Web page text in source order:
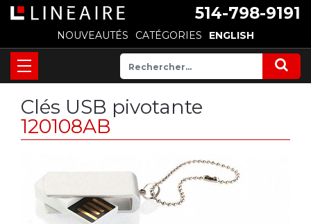
514-798-9191
NOUVEAUTÉS CATÉGORIES ENGLISH
Clés USB pivotante
120108AB